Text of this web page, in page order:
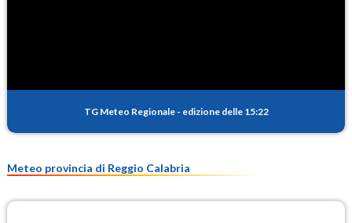
TG Meteo Regionale - edizione delle 15:22
Meteo provincia di Reggio Calabria